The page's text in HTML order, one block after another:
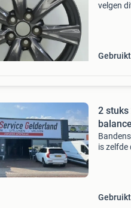
velgen
Gebruikt
2 stuks
is zelfde
Gebruikt